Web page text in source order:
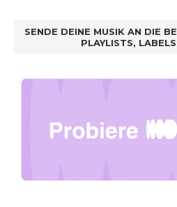
SENDE DEINE MUSIK AN DIE
PLAYLISTS,